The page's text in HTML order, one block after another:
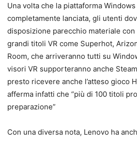
Una volta che la piattaforma Windows
completamente lanciata, gli utenti
disposizione parecchio materiale
grandi titoli VR come Superhot,
Room, che arriveranno tutti su
visori VR supporteranno anche
presto ricevere anche l’atteso gioco
afferma infatti che “più di 100 titoli
preparazione”
Con una diversa nota, Lenovo ha